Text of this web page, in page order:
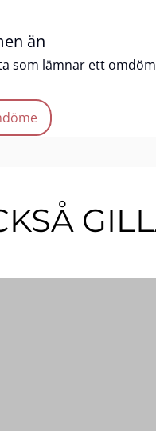
än
som lämnar ett